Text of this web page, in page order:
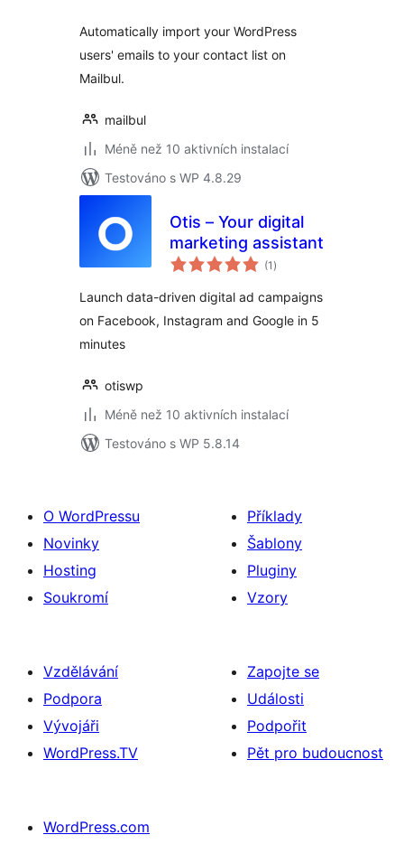
Automatically import your WordPress
users' emails to your contact list on
Mailbul.
mailbul
Méně než 10 aktivních instalací
Testováno s WP 4.8.29
Otis – Your digital
marketing assistant
(1 celkové
hodnocení
)
Launch data-driven digital ad campaigns
on Facebook, Instagram and Google in 5
minutes
otiswp
Méně než 10 aktivních instalací
Testováno s WP 5.8.14
O WordPressu
Novinky
Hosting
Soukromí
Příklady
Šablony
Pluginy
Vzory
Vzdělávání
Podpora
Vývojáři
WordPress.TV
Zapojte se
Události
Podpořit
Pět pro budoucnost
WordPress.com